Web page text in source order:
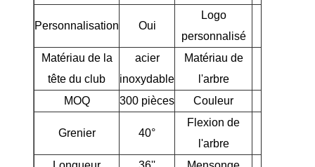
Personnalisation Oui
Logo
personnalisé
Matériau de la
tête du club
acier
inoxydable
Matériau de
l'arbre
MOQ 300 pièces Couleur
Grenier 40°
Flexion de
l'arbre